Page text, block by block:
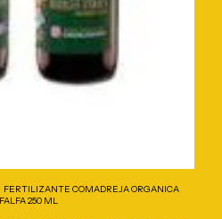
FERTILIZANTE COMADREJA ORGANICA
250 ML